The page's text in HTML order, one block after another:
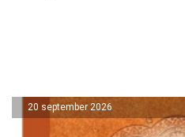
20 september 2026